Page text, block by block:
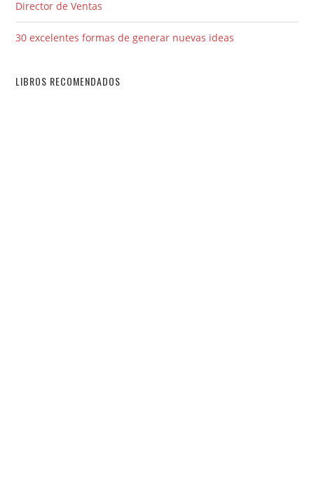
Director de Ventas
30 excelentes formas de generar nuevas ideas
LIBROS RECOMENDADOS